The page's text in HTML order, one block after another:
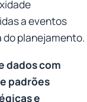
a eventos
planejamento.
dados com
padrões
e